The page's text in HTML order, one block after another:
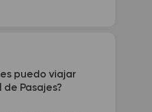
puedo viajar
Pasajes?